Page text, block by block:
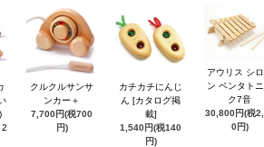
2
クルクルサンサ
ンカー＋
7,700円(税700
円)
カチカチにんじ
ん [カタログ掲
載]
1,540円(税140
円)
アウリス シ
ン ペンタト
ク7音
30,800円(税
0円)